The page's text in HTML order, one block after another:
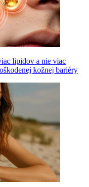
lipidov a nie viac
kožnej bariéry